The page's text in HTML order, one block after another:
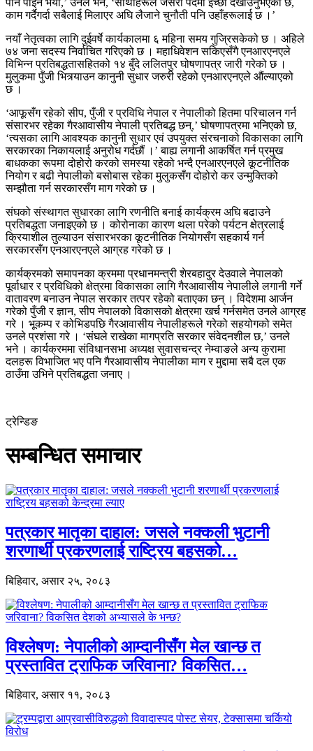
पनि पाइने भयो,’ उनले भने, ‘साथीहरूले जसरी पदमा इच्छा देखाउनुभएको छ,
काम गर्दैगर्दा सबैलाई मिलाएर अघि लैजाने चुनौती पनि उहाँहरूलाई छ ।’
नयाँ नेतृत्वका लागि दुईवर्षे कार्यकालमा ६ महिना समय गुज्रिसकेको छ । अहिले
७४ जना सदस्य निर्वाचित गरिएको छ । महाधिवेशन सकिएसँगै एनआरएनएले
विभिन्न प्रतिबद्धतासहितको १४ बुँदे ललितपुर घोषणापत्र जारी गरेको छ ।
मुलुकमा पुँजी भित्र्याउन कानुनी सुधार जरुरी रहेको एनआरएनएले औंल्याएको
छ ।
‘आफूसँग रहेको सीप, पुँजी र प्रविधि नेपाल र नेपालीको हितमा परिचालन गर्न
संसारभर रहेका गैरआवासीय नेपाली प्रतिबद्ध छन्,’ घोषणापत्रमा भनिएको छ,
‘त्यसका लागि आवश्यक कानुनी सुधार एवं उपयुक्त संरचनाको विकासका लागि
सरकारका निकायलाई अनुरोध गर्दछौं ।’ बाह्य लगानी आकर्षित गर्न प्रमुख
बाधकका रूपमा दोहोरो करको समस्या रहेको भन्दै एनआरएनएले कूटनीतिक
नियोग र बढी नेपालीको बसोबास रहेका मुलुकसँग दोहोरो कर उन्मुक्तिको
सम्झौता गर्न सरकारसँग माग गरेको छ ।
संघको संस्थागत सुधारका लागि रणनीति बनाई कार्यक्रम अघि बढाउने
प्रतिबद्धता जनाइएको छ । कोरोनाका कारण थला परेको पर्यटन क्षेत्रलाई
क्रियाशील तुल्याउन संसारभरका कूटनीतिक नियोगसँग सहकार्य गर्न
सरकारसँग एनआरएनएले आग्रह गरेको छ ।
कार्यक्रमको समापनका क्रममा प्रधानमन्त्री शेरबहादुर देउवाले नेपालको
पूर्वाधार र प्रविधिको क्षेत्रमा विकासका लागि गैरआवासीय नेपालीले लगानी गर्ने
वातावरण बनाउन नेपाल सरकार तत्पर रहेको बताएका छन् । विदेशमा आर्जन
गरेको पुँजी र ज्ञान, सीप नेपालको विकासको क्षेत्रमा खर्च गर्नसमेत उनले आग्रह
गरे । भूकम्प र कोभिडपछि गैरआवासीय नेपालीहरूले गरेको सहयोगको समेत
उनले प्रशंसा गरे । ‘संघले राखेका मागप्रति सरकार संवेदनशील छ,’ उनले
भने । कार्यक्रममा संविधानसभा अध्यक्ष सुवासचन्द्र नेम्वाङले अन्य कुरामा
दलहरू विभाजित भए पनि गैरआवासीय नेपालीका माग र मुद्दामा सबै दल एक
ठाउँमा उभिने प्रतिबद्धता जनाए ।
ट्रेन्डिङ
सम्बन्धित समाचार
पत्रकार मातृका दाहाल: जसले नक्कली भुटानी
शरणार्थी प्रकरणलाई राष्ट्रिय बहसको…
बिहिवार, असार २५, २०८३
विश्लेषण: नेपालीको आम्दानीसँग मेल खान्छ त
प्रस्तावित ट्राफिक जरिवाना? विकसित…
बिहिवार, असार ११, २०८३